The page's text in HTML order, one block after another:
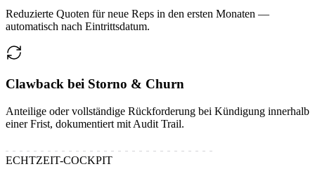
Reduzierte Quoten für neue Reps in den ersten Monaten —
automatisch nach Eintrittsdatum.
Clawback bei Storno & Churn
Anteilige oder vollständige Rückforderung bei Kündigung innerhalb
einer Frist, dokumentiert mit Audit Trail.
ECHTZEIT-COCKPIT